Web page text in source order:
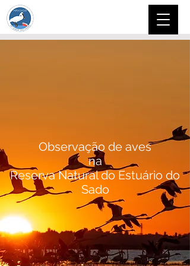
Observação de aves
na
Reserva Natural do Estuário do
Sado